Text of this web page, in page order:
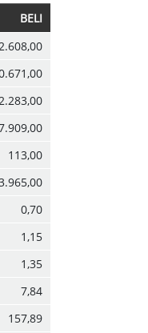
BELI
113,00
0,70
1,15
1,35
7,84
157,89